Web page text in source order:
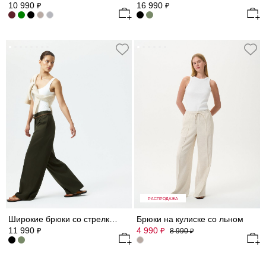
10 990 ₽
16 990 ₽
11 990 ₽
РАСПРОДАЖА
Брюки на кулиске со льном
4 990 ₽ 8 990₽